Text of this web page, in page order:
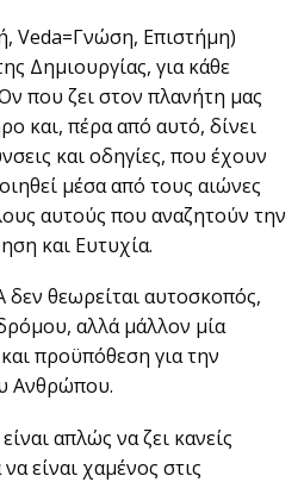
Veda=Γνώση, Επιστήμη)
Δημιουργίας, για κάθε
που ζει στον πλανήτη μας
και, πέρα από αυτό, δίνει
και οδηγίες, που έχουν
μέσα από τους αιώνες
αυτούς που αναζητούν την
και Ευτυχία.
δεν θεωρείται αυτοσκοπός,
αλλά μάλλον μία
προϋπόθεση για την
Ανθρώπου.
απλώς να ζει κανείς
είναι χαμένος στις